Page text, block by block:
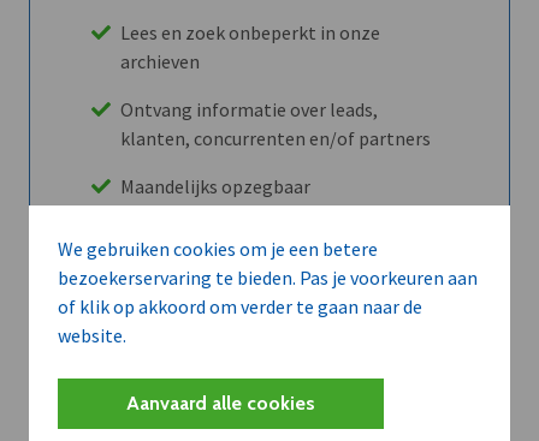
We gebruiken cookies om je een betere
bezoekerservaring te bieden. Pas je voorkeuren aan
of klik op akkoord om verder te gaan naar de
website.
Aanvaard alle cookies
Lees en zoek onbeperkt in onze
archieven
Ontvang informatie over leads,
klanten, concurrenten en/of partners
Maandelijks opzegbaar
Ontdek alle voordelen